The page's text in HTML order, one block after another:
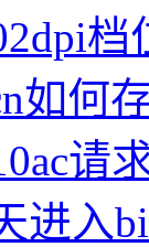
档
如何
请
进入